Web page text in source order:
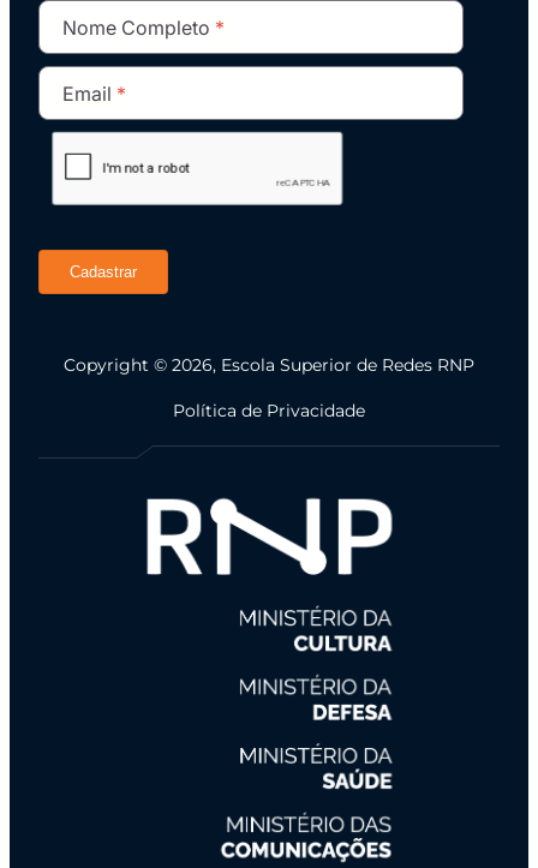
Nome Completo
Email
Cadastrar
Copyright © 2026, Escola Superior de Redes RNP
Política de Privacidade